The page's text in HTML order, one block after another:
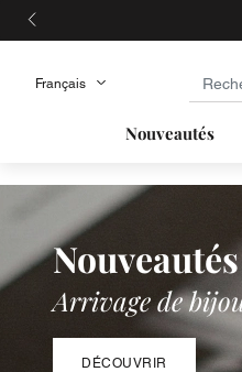
Nouveautés
Nouveautés
Arrivage de
DÉCOUVRIR